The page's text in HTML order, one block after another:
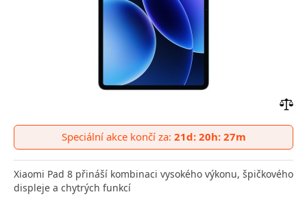
do
Speciální akce končí za: 21d: 20h: 27m
Xiaomi Pad 8 přináší kombinaci vysokého výkonu, špičkového
displeje a chytrých funkcí